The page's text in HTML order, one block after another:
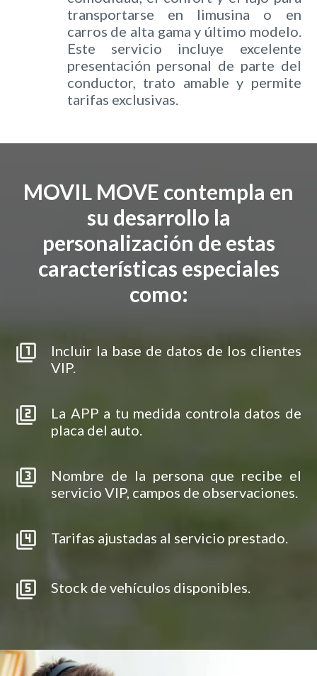
transportarse en limusina o en
carros de alta gama y último modelo.
Este servicio incluye excelente
presentación personal de parte del
conductor, trato amable y permite
tarifas exclusivas.
MOVIL MOVE contempla en
su desarrollo la
personalización de estas
características especiales
como:
filter_1
Incluir la base de datos de los clientes
VIP.
filter_2
La APP a tu medida controla datos de
placa del auto.
filter_3
Nombre de la persona que recibe el
servicio VIP, campos de observaciones.
filter_4 Tarifas ajustadas al servicio prestado.
filter_5 Stock de vehículos disponibles.